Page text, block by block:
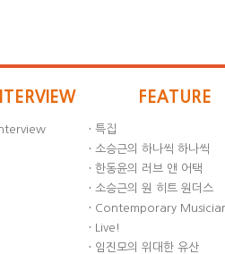
FEATURE
· 특집
· 소승근의 하나씩 하나씩
· 한동윤의 러브 앤 어택
· 소승근의 원 히트 원더스
· Contemporary
· Live!
· 임진모의 위대한 유산